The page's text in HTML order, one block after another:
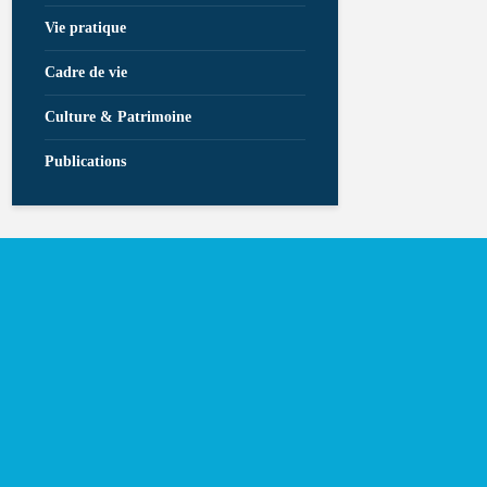
Vie pratique
Cadre de vie
Culture & Patrimoine
Publications